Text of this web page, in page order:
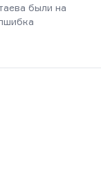
были на